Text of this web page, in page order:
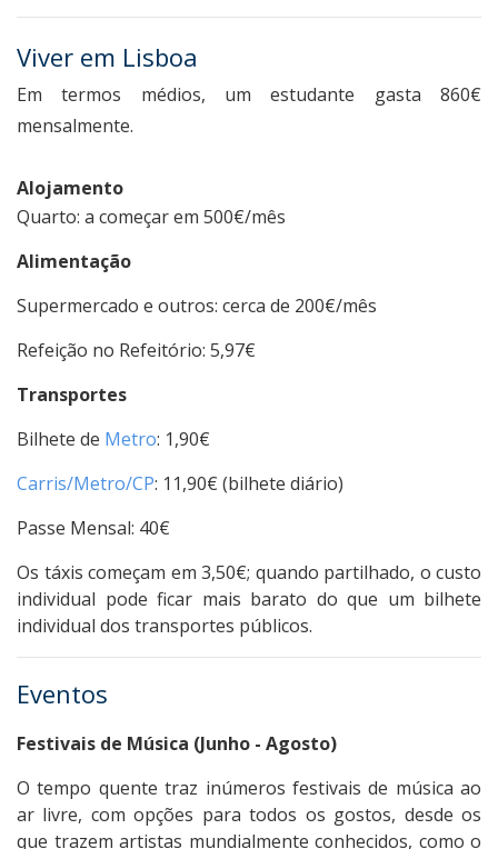
Viver em Lisboa
Em termos médios, um estudante gasta 860€
mensalmente.
Alojamento
Quarto: a começar em 500€/mês
Alimentação
Supermercado e outros: cerca de 200€/mês
Refeição no Refeitório: 5,97€
Transportes
Bilhete de Metro: 1,90€
Carris/Metro/CP‎: ‎11,90€ (bilhete diário)
Passe Mensal: 40€
Os táxis começam em 3,50€; quando partilhado, o custo
individual pode ficar mais barato do que um bilhete
individual dos transportes públicos.
Eventos
Festivais de Música (Junho - Agosto)
O tempo quente traz inúmeros festivais de música ao
ar livre, com opções para todos os gostos, desde os
que trazem artistas mundialmente conhecidos, como o